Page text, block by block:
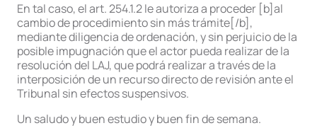
En tal caso, el art. 254.1.2 le autoriza a proceder [b]al
cambio de procedimiento sin más trámite[/b],
mediante diligencia de ordenación, y sin perjuicio de la
posible impugnación que el actor pueda realizar de la
resolución del LAJ, que podrá realizar a través de la
interposición de un recurso directo de revisión ante el
Tribunal sin efectos suspensivos.
Un saludo y buen estudio y buen fin de semana.